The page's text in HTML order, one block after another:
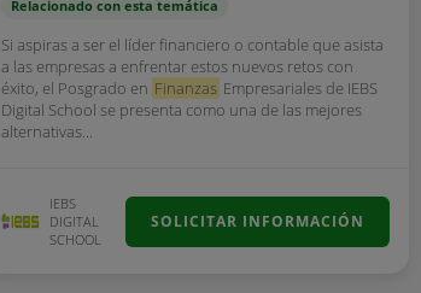
Relacionado con esta temática
Si aspiras a ser el líder financiero o contable que asista
a las empresas a enfrentar estos nuevos retos con
éxito, el Posgrado en Finanzas Empresariales de IEBS
Digital School se presenta como una de las mejores
alternativas...
IEBS
DIGITAL
SCHOOL
SOLICITAR INFORMACIÓN